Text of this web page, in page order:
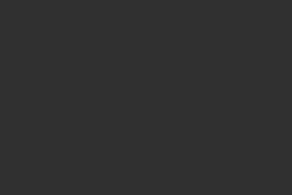
対処法9選！設定の確認手順も解説
ける方法やiPhone・Androidの設定を解説